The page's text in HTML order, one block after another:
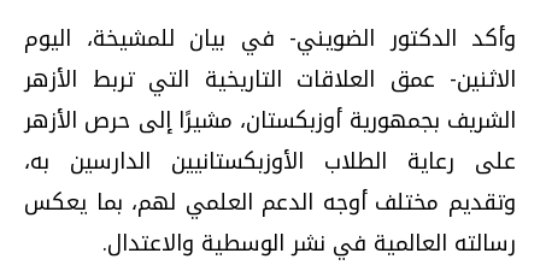
وأكد الدكتور الضويني- في بيان للمشيخة، اليوم
الاثنين- عمق العلاقات التاريخية التي تربط الأزهر
الشريف بجمهورية أوزبكستان، مشيرًا إلى حرص الأزهر
على رعاية الطلاب الأوزبكستانيين الدارسين به،
وتقديم مختلف أوجه الدعم العلمي لهم، بما يعكس
رسالته العالمية في نشر الوسطية والاعتدال.